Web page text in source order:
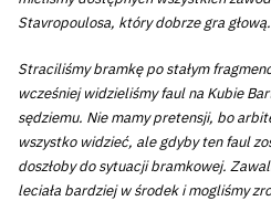
Stavropoulosa, który dobrze gra głową.
Straciliśmy bramkę po stałym
wcześniej widzieliśmy faul na Kubie
sędziemu. Nie mamy pretensji, bo
wszystko widzieć, ale gdyby ten faul
doszłoby do sytuacji bramkowej.
leciała bardziej w środek i mogliśmy